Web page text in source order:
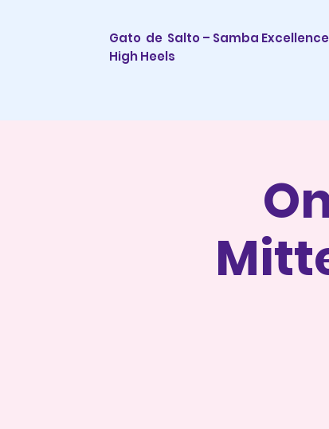
Gato de Salto – Samba Excellence
High Heels